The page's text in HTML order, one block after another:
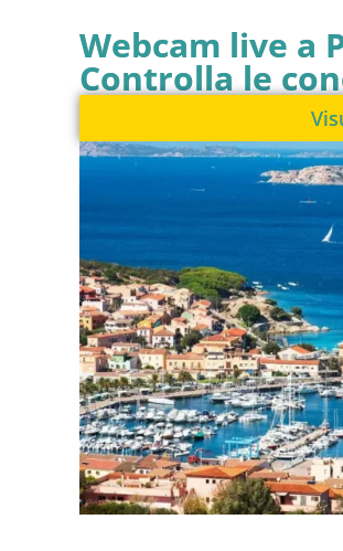
Webcam live a
Controlla le